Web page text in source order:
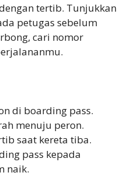
tertib. Tunjukkan
petugas sebelum
cari nomor
di boarding pass.
menuju peron.
saat kereta tiba.
pass kepada
naik.